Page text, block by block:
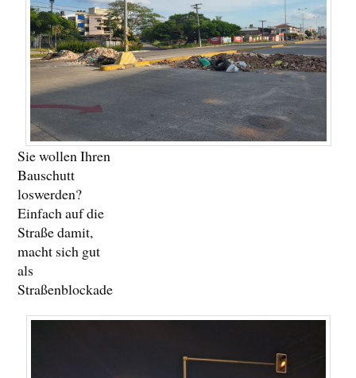
Sie wollen Ihren
Bauschutt
loswerden?
Einfach auf die
Straße damit,
macht sich gut
als
Straßenblockade